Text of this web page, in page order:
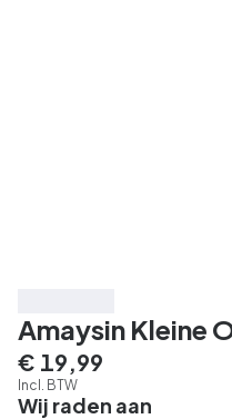
Amaysin Kleine
€ 19,99
Incl. BTW
Wij raden aan